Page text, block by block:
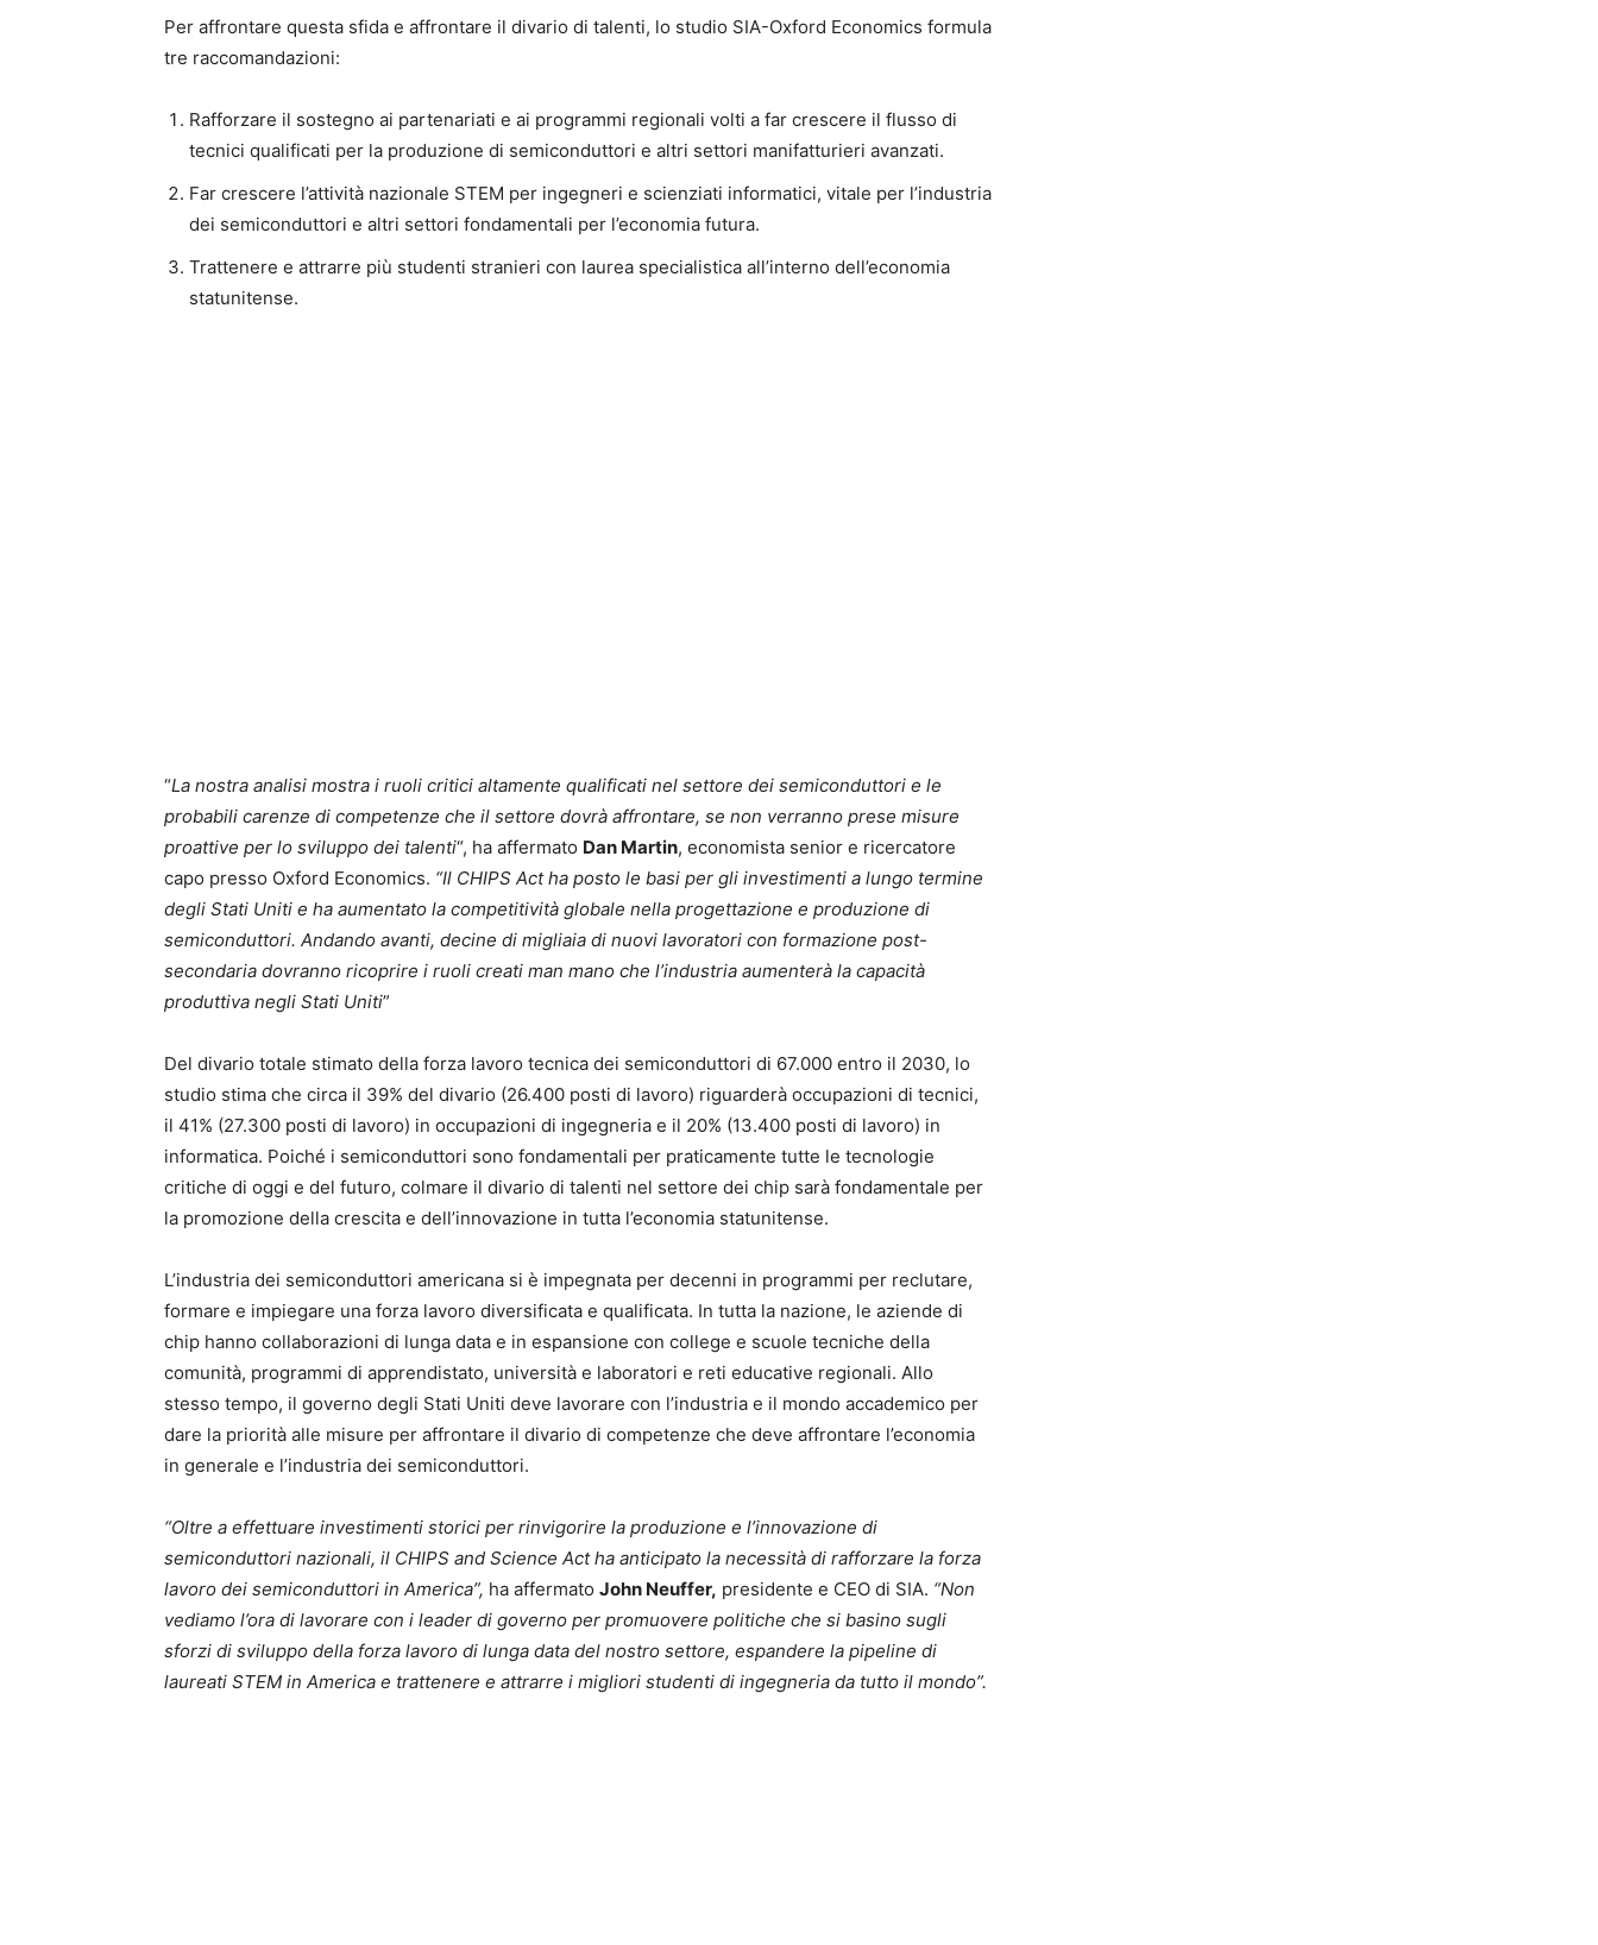
Per affrontare questa sfida e affrontare il divario di talenti, lo studio SIA-Oxford Economics formula
tre raccomandazioni:
Rafforzare il sostegno ai partenariati e ai programmi regionali volti a far crescere il flusso di
tecnici qualificati per la produzione di semiconduttori e altri settori manifatturieri avanzati.
Far crescere l’attività nazionale STEM per ingegneri e scienziati informatici, vitale per l’industria
dei semiconduttori e altri settori fondamentali per l’economia futura.
Trattenere e attrarre più studenti stranieri con laurea specialistica all’interno dell’economia
statunitense.
“La nostra analisi mostra i ruoli critici altamente qualificati nel settore dei semiconduttori e le
probabili carenze di competenze che il settore dovrà affrontare, se non verranno prese misure
proattive per lo sviluppo dei talenti“, ha affermato Dan Martin, economista senior e ricercatore
capo presso Oxford Economics. “Il CHIPS Act ha posto le basi per gli investimenti a lungo termine
degli Stati Uniti e ha aumentato la competitività globale nella progettazione e produzione di
semiconduttori. Andando avanti, decine di migliaia di nuovi lavoratori con formazione post-
secondaria dovranno ricoprire i ruoli creati man mano che l’industria aumenterà la capacità
produttiva negli Stati Uniti”
Del divario totale stimato della forza lavoro tecnica dei semiconduttori di 67.000 entro il 2030, lo
studio stima che circa il 39% del divario (26.400 posti di lavoro) riguarderà occupazioni di tecnici,
il 41% (27.300 posti di lavoro) in occupazioni di ingegneria e il 20% (13.400 posti di lavoro) in
informatica. Poiché i semiconduttori sono fondamentali per praticamente tutte le tecnologie
critiche di oggi e del futuro, colmare il divario di talenti nel settore dei chip sarà fondamentale per
la promozione della crescita e dell’innovazione in tutta l’economia statunitense.
L’industria dei semiconduttori americana si è impegnata per decenni in programmi per reclutare,
formare e impiegare una forza lavoro diversificata e qualificata. In tutta la nazione, le aziende di
chip hanno collaborazioni di lunga data e in espansione con college e scuole tecniche della
comunità, programmi di apprendistato, università e laboratori e reti educative regionali. Allo
stesso tempo, il governo degli Stati Uniti deve lavorare con l’industria e il mondo accademico per
dare la priorità alle misure per affrontare il divario di competenze che deve affrontare l’economia
in generale e l’industria dei semiconduttori.
“Oltre a effettuare investimenti storici per rinvigorire la produzione e l’innovazione di
semiconduttori nazionali, il CHIPS and Science Act ha anticipato la necessità di rafforzare la forza
lavoro dei semiconduttori in America”, ha affermato John Neuffer, presidente e CEO di SIA. “Non
vediamo l’ora di lavorare con i leader di governo per promuovere politiche che si basino sugli
sforzi di sviluppo della forza lavoro di lunga data del nostro settore, espandere la pipeline di
laureati STEM in America e trattenere e attrarre i migliori studenti di ingegneria da tutto il mondo”.